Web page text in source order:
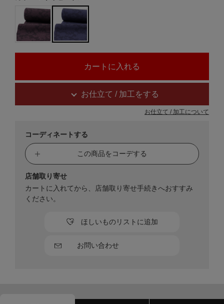
お仕立て / 加工をする
お仕立て / 加工について
コーディネートする
この商品をコーデする
お問い合わせ
ほしいものリストに追加
店舗取り寄せ
カートに入れてから、店舗取り寄せ手続きへおすすみ
ください。